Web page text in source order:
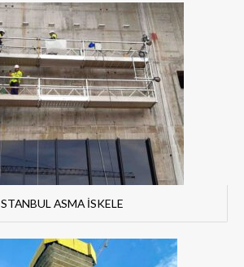
STANBUL ASMA İSKELE